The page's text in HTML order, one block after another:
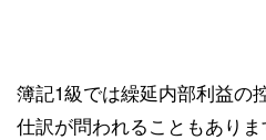
簿記1級では繰延内部利益の
仕訳が問われることもありま